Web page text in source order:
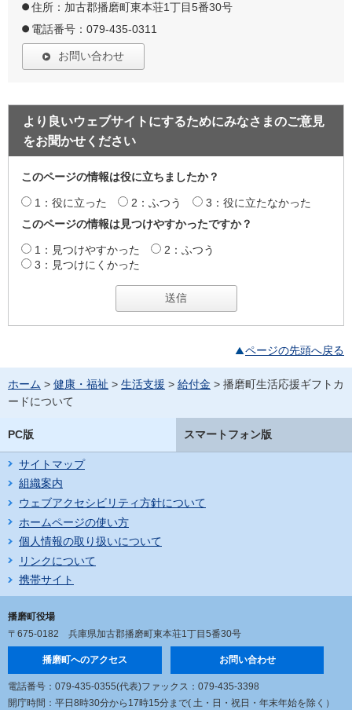
住所：加古郡播磨町東本荘1丁目5番30号
電話番号：079-435-0311
お問い合わせ
より良いウェブサイトにするためにみなさまのご意見
をお聞かせください
このページの情報は役に立ちましたか？
1：役に立った 2：ふつう
3：役に立たなかった
このページの情報は見つけやすかったですか？
1：見つけやすかった
2：ふつう
3：見つけにくかった
ページの先頭へ戻る
ホーム > 健康・福祉 > 生活支援 > 給付金 > 播磨町生活応援ギフトカ
ードについて
PC版 スマートフォン版
サイトマップ
組織案内
ウェブアクセシビリティ方針について
ホームページの使い方
個人情報の取り扱いについて
リンクについて
携帯サイト
播磨町役場
〒675-0182 兵庫県加古郡播磨町東本荘1丁目5番30号
播磨町へのアクセス お問い合わせ
電話番号：079-435-0355(代表)ファックス：079-435-3398
開庁時間：平日8時30分から17時15分まで( 土・日・祝日・年末年始を除く）